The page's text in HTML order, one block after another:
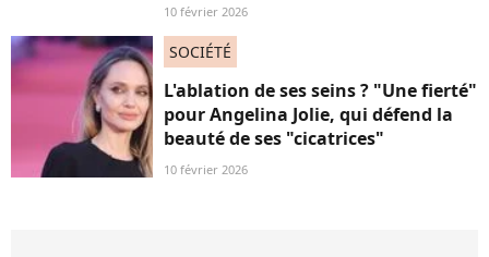
10 février 2026
SOCIÉTÉ
L'ablation de ses seins ? "Une fierté"
pour Angelina Jolie, qui défend la
beauté de ses "cicatrices"
10 février 2026